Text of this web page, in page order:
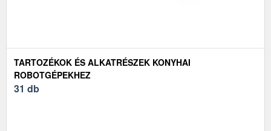
TARTOZÉKOK ÉS ALKATRÉSZEK KONYHAI
ROBOTGÉPEKHEZ
31 db